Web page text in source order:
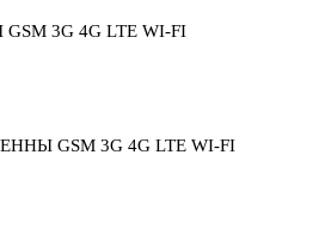
3G 4G LTE WI-FI
GSM 3G 4G LTE WI-FI